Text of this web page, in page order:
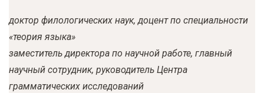
доктор филологических наук доцент по специальности
«теория языка»
заместитель директора по научной работе главный
научный сотрудник руководитель Центра
грамматических исследований